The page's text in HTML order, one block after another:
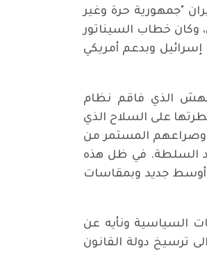
"جمهورية حرة وغير
وكان خطاب السيناتور
إسرائيل وبدعم أمريكي
الذي فاقم نظام
على السلاح الذي
وصراعهم المستمر من
السلطة. في ظل هذه
أوسط جديد وبمقاسات
السياسية ونأيه عن
ترسيخ دولة القانون